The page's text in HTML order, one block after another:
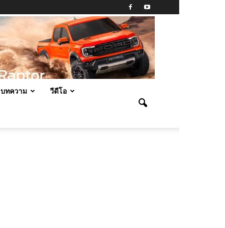
บทความ วีดีโอ